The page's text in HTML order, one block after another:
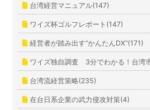
台湾経営マニュアル(147)
ワイズ杯ゴルフレポート(147)
経営者が踏み出す”かんたんDX”(171)
ワイズ独自調査 3分でわかる！台湾
台湾流経営策略(235)
在台日系企業の武力侵攻対策(4)